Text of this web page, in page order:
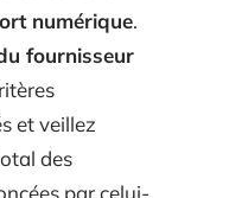
numérique.
fournisseur
et veillez
des
par celui-